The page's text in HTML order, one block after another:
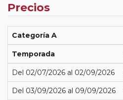
Precios
Categoría A
Temporada
Del 02/07/2026 al 02/09/2026
Del 03/09/2026 al 09/09/2026